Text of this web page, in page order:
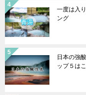
一度は入
ング
日本の強
ップ５は